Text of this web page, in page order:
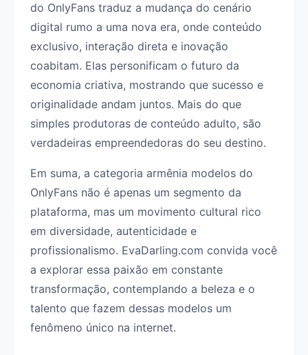
do OnlyFans traduz a mudança do cenário
digital rumo a uma nova era, onde conteúdo
exclusivo, interação direta e inovação
coabitam. Elas personificam o futuro da
economia criativa, mostrando que sucesso e
originalidade andam juntos. Mais do que
simples produtoras de conteúdo adulto, são
verdadeiras empreendedoras do seu destino.
Em suma, a categoria armênia modelos do
OnlyFans não é apenas um segmento da
plataforma, mas um movimento cultural rico
em diversidade, autenticidade e
profissionalismo. EvaDarling.com convida você
a explorar essa paixão em constante
transformação, contemplando a beleza e o
talento que fazem dessas modelos um
fenômeno único na internet.